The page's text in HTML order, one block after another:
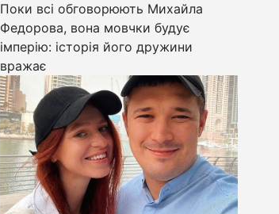
Поки всі обговорюють Михайла
Федорова, вона мовчки будує
імперію: історія його дружини
вражає